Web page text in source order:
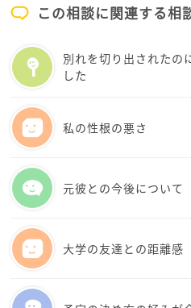
しいと思うのです。
に覚える能力、コミュニケー
たくさんお金を稼ぐために
なのでしょう。
でも、何をどうすればこれら
分かりませんよね。
1つの例を申し上げれば、世
いますし、大なり小なりグ
いるわけですから、基本的に
精神論で片付けられる話では
どうでしょう、1つの提案な
踏まえて、お相手には、長年
過ぎる仕事も、世の中ある
この相談に関連する相
別れを切り出されたの
した
私の性根の悪さ
元彼との今後につい
大学の友達との距離感